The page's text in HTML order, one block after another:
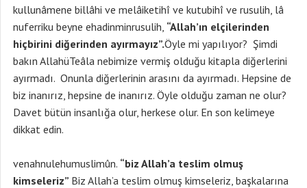
kullunâmene billâhi ve melâiketihî ve kutubihî ve rusulih, lâ
nuferriku beyne ehadinminrusulih, “Allah’ın elçilerinden
hiçbirini diğerinden ayırmayız”.Öyle mi yapılıyor? Şimdi
bakın AllahüTeâla nebimize vermiş olduğu kitapla diğerlerini
ayırmadı. Onunla diğerlerinin arasını da ayırmadı. Hepsine de
biz inanırız, hepsine de inanırız. Öyle olduğu zaman ne olur?
Davet bütün insanlığa olur, herkese olur. En son kelimeye
dikkat edin.
venahnulehumuslimûn. “biz Allah’a teslim olmuş
kimseleriz” Biz Allah’a teslim olmuş kimseleriz, başkalarına